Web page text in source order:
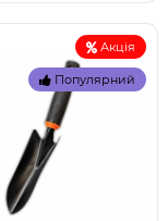
Акція
Популярний